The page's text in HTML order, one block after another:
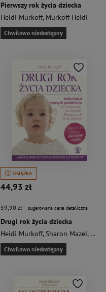
Pierwszy rok życia dziecka
Heidi Murkoff, Murkoff Heidi
Chwilowo niedostępny
KSIĄŻKA
44,93 zł
59,90 zł - sugerowana cena detaliczna
Drugi rok życia dziecka
Heidi Murkoff, Sharon Mazel,
Chwilowo niedostępny